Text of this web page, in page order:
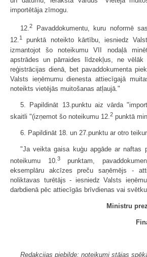
importētāja zīmogu.
12.2
Pavaddokumentu, kuru noformē
12.1
punktā noteikto kārtību, iesniedz
izmantojot šo noteikumu VII nodaļā
apstrādes un pārraides līdzekļus, ne vēlāk
reģistrācijas dienā, bet pavaddokumenta
Valsts ieņēmumu dienesta attiecīgajā
noteikts vietējās muitošanas atļaujā."
5. Papildināt 13.punktu aiz vārda
skaitli "(izņemot šo noteikumu 12. 2 punktā
6. Papildināt 18. un 27.punktu ar otro
"Ja veikta gaisa kuģu apgāde ar naftas
noteikumu 10.3punktam,
eksemplāru akcīzes preču saņēmējs -
noliktavas turētājs - iesniedz Valsts
darbdienā pēc attiecīgās brīvdienas vai
Ministru
Redakcijas piebilde: noteikumi stājas